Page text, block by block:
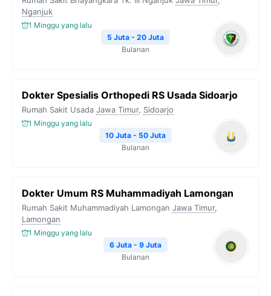
Nganjuk
1 Minggu yang lalu
5 Juta - 20 Juta
Bulanan
Dokter Spesialis Orthopedi RS Usada Sidoarjo
Rumah Sakit Usada Jawa Timur, Sidoarjo
1 Minggu yang lalu
10 Juta - 50 Juta
Bulanan
Dokter Umum RS Muhammadiyah Lamongan
Rumah Sakit Muhammadiyah Lamongan Jawa Timur,
Lamongan
1 Minggu yang lalu
6 Juta - 9 Juta
Bulanan